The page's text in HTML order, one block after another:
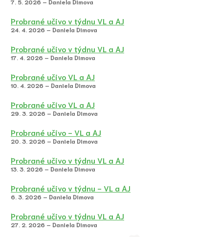
7. 5. 2026 – Daniela Dimova
Probrané učivo v týdnu VL a AJ
24. 4. 2026 – Daniela Dimova
Probrané učivo v týdnu VL a AJ
17. 4. 2026 – Daniela Dimova
Probrané učivo VL a AJ
10. 4. 2026 – Daniela Dimova
Probrané učivo VL a AJ
29. 3. 2026 – Daniela Dimova
Probrané učivo - VL a AJ
20. 3. 2026 – Daniela Dimova
Probrané učivo v týdnu VL a AJ
13. 3. 2026 – Daniela Dimova
Probrané učivo v týdnu - VL a AJ
6. 3. 2026 – Daniela Dimova
Probrané učivo v týdnu VL a AJ
27. 2. 2026 – Daniela Dimova